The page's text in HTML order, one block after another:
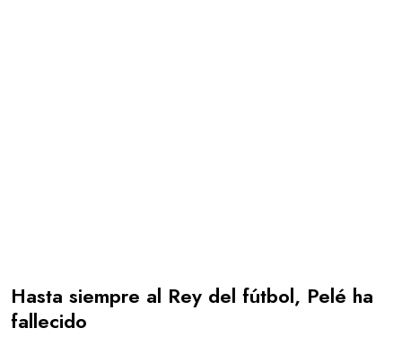
Hasta siempre al Rey del fútbol, Pelé ha
fallecido